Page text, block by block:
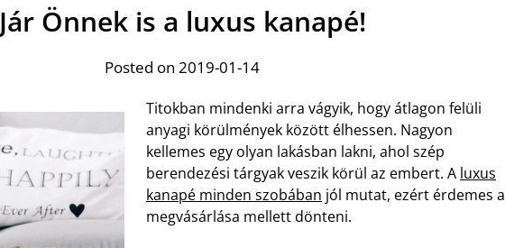
Jár Önnek is a luxus kanapé!
Posted on 2019-01-14
Titokban mindenki arra vágyik, hogy átlagon felüli
anyagi körülmények között élhessen. Nagyon
kellemes egy olyan lakásban lakni, ahol szép
berendezési tárgyak veszik körül az embert. A luxus
kanapé minden szobában jól mutat, ezért érdemes a
megvásárlása mellett dönteni.